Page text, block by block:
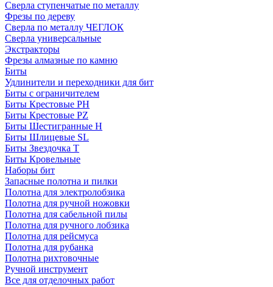
Сверла ступенчатые по металлу
Фрезы по дереву
Сверла по металлу ЧЕГЛОК
Сверла универсальные
Экстракторы
Фрезы алмазные по камню
Биты
Удлинители и переходники для бит
Биты с ограничителем
Биты Крестовые PH
Биты Крестовые PZ
Биты Шестигранные H
Биты Шлицевые SL
Биты Звездочка T
Биты Кровельные
Наборы бит
Запасные полотна и пилки
Полотна для электролобзика
Полотна для ручной ножовки
Полотна для сабельной пилы
Полотна для ручного лобзика
Полотна для рейсмуса
Полотна для рубанка
Полотна рихтовочные
Ручной инструмент
Все для отделочных работ